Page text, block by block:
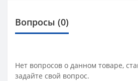
Вопросы (0)
Нет вопросов о данном товаре,
задайте свой вопрос.